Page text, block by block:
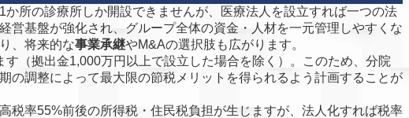
所の診療所しか開設できませんが、医療法人を設立すれば一つの法
営基盤が強化され、グループ全体の資金・人材を一元管理しやすくな
、将来的な事業承継やM&Aの選択肢も広がります。
（拠出金1,000万円以上で設立した場合を除く）。このため、分院
の調整によって最大限の節税メリットを得られるよう計画することが
税率55%前後の所得税・住民税負担が生じますが、法人化すれば税率